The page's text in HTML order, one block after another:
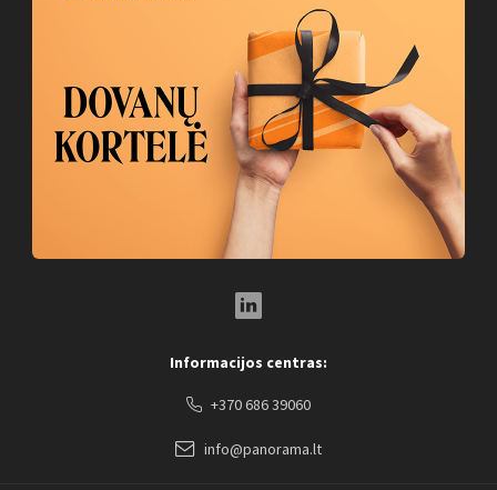
Informacijos centras:
+370 686 39060
info@panorama.lt